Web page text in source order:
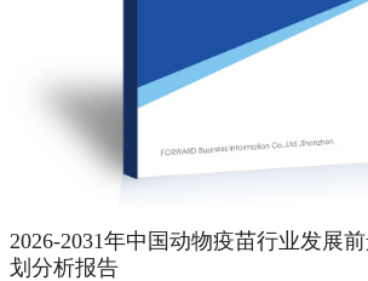
2026-2031年中国动物疫苗行业发展
划分析报告